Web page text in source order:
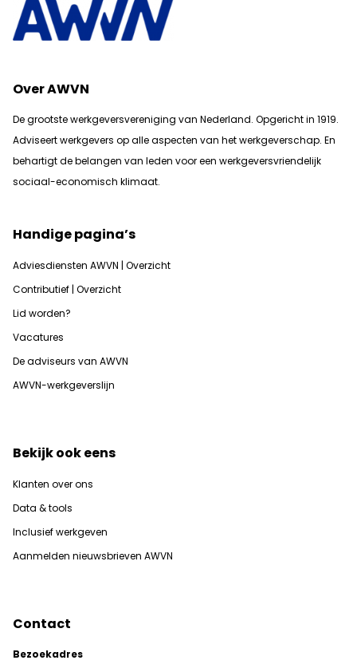
Over AWVN
De grootste werkgeversvereniging van Nederland. Opgericht in 1919.
Adviseert werkgevers op alle aspecten van het werkgeverschap. En
behartigt de belangen van leden voor een werkgeversvriendelijk
sociaal-economisch klimaat.
Handige pagina’s
Adviesdiensten AWVN | Overzicht
Contributief | Overzicht
Lid worden?
Vacatures
De adviseurs van AWVN
AWVN-werkgeverslijn
Bekijk ook eens
Klanten over ons
Data & tools
Inclusief werkgeven
Aanmelden nieuwsbrieven AWVN
Contact
Bezoekadres